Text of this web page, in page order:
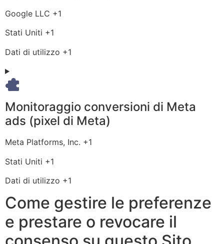
Azienda:
Google LLC +1
Luogo
trattamento:
Stati Uniti +1
Dati
trattati:
Dati di utilizzo +1
Monitoraggio conversioni di Meta
ads (pixel di Meta)
Azienda:
Meta Platforms, Inc. +1
Luogo
trattamento:
Stati Uniti +1
Dati
trattati:
Dati di utilizzo +1
Come gestire le preferenze
e prestare o revocare il